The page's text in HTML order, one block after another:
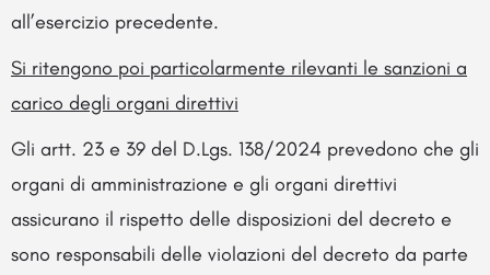
all’esercizio precedente.
Si ritengono poi particolarmente rilevanti le sanzioni a
carico degli organi direttivi
Gli artt. 23 e 39 del D.Lgs. 138/2024 prevedono che gli
organi di amministrazione e gli organi direttivi
assicurano il rispetto delle disposizioni del decreto e
sono responsabili delle violazioni del decreto da parte